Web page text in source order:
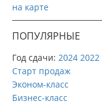
на карте
ПОПУЛЯРНЫЕ
Год сдачи: 2024 2022
Старт продаж
Эконом-класс
Бизнес-класс